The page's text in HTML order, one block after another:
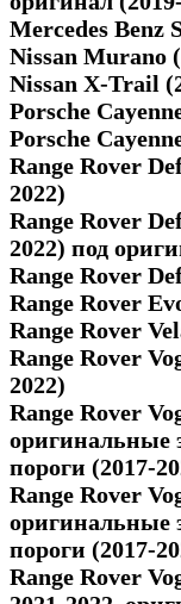
Mercedes Benz
Nissan Murano
Nissan X-Trail
Porsche
Porsche
Range Rover
2022)
Range Rover
2022) под
Range Rover
Range Rover
Range Rover
Range Rover
2022)
Range Rover
оригинальные
пороги (2017-
Range Rover
оригинальные
пороги (2017-
Range Rover